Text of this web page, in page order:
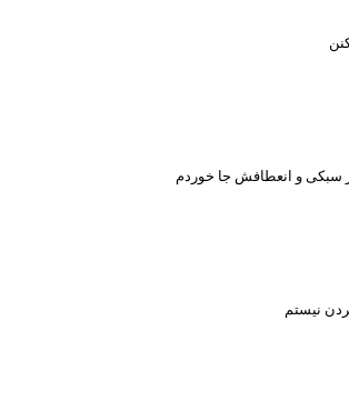
سبکی و انعطافش جا خوردم
نیستم